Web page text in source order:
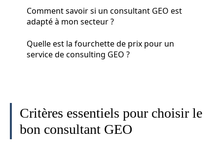
Comment savoir si un consultant GEO est
adapté à mon secteur ?
Quelle est la fourchette de prix pour un
service de consulting GEO ?
Critères essentiels pour choisir le
bon consultant GEO